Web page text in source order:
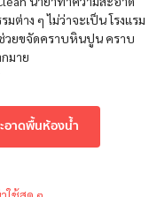
ต่าง ๆ ไม่ว่าจะเป็น โรงแรม
วยขจัดคราบหินปูน คราบ
มาย
อาดพื้นห้องน้ำ